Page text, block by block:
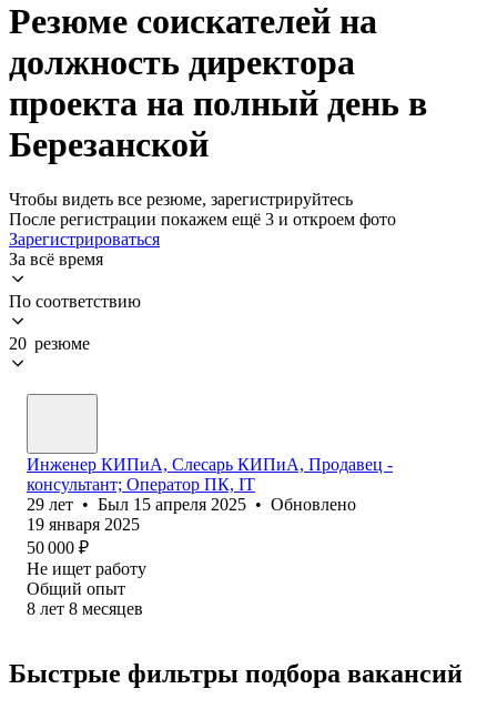
Резюме соискателей на
должность директора
проекта на полный день в
Березанской
Чтобы видеть все резюме, зарегистрируйтесь
После регистрации покажем ещё 3 и откроем фото
Зарегистрироваться
За всё время
По соответствию
20 резюме
Инженер КИПиА, Слесарь КИПиА, Продавец -
консультант; Оператор ПК, IT
29 лет • Был 15 апреля 2025 • Обновлено
19 января 2025
50 000 ₽
Не ищет работу
Общий опыт
8 лет 8 месяцев
Быстрые фильтры подбора вакансий